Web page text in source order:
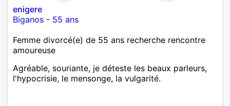
enigere
Biganos - 55 ans
Femme divorcé(e) de 55 ans recherche rencontre
amoureuse
Agréable, souriante, je déteste les beaux parleurs,
l'hypocrisie, le mensonge, la vulgarité.